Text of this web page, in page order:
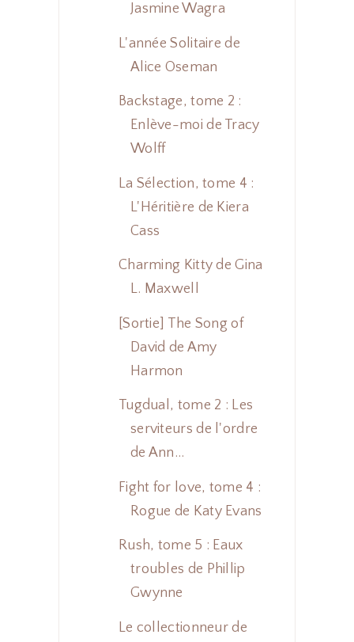
Jasmine Wagra
L'année Solitaire de
Alice Oseman
Backstage, tome 2 :
Enlève-moi de Tracy
Wolff
La Sélection, tome 4 :
L'Héritière de Kiera
Cass
Charming Kitty de Gina
L. Maxwell
[Sortie] The Song of
David de Amy
Harmon
Tugdual, tome 2 : Les
serviteurs de l'ordre
de Ann...
Fight for love, tome 4 :
Rogue de Katy Evans
Rush, tome 5 : Eaux
troubles de Phillip
Gwynne
Le collectionneur de